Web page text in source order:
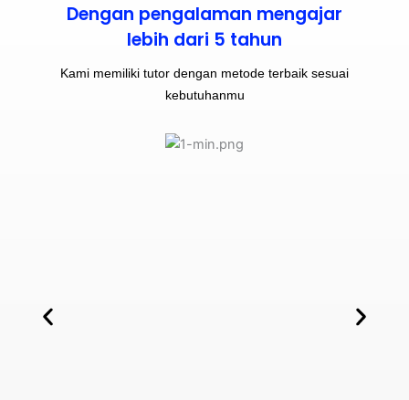
Dengan pengalaman mengajar
lebih dari 5 tahun
Kami memiliki tutor dengan metode terbaik sesuai
kebutuhanmu